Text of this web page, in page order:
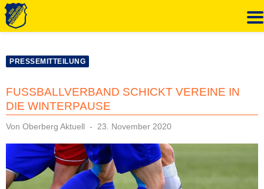
Inhalt
PRESSEMITTEILUNG
FUSSBALLVERBAND SCHICKT VEREINE IN D
IE WINTERPAUSE
Von Oberberg Aktuell
Veröffentlicht
23. November 2020